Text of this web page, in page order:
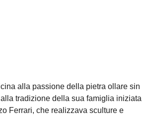
alla passione della pietra ollare sin
tradizione della sua famiglia iniziata
Ferrari, che realizzava sculture e